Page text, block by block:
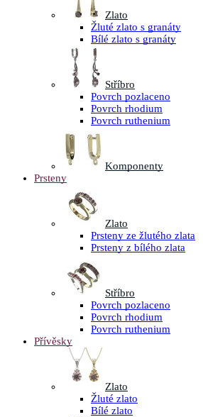
Zlato
Žluté zlato s granáty
Bílé zlato s granáty
Stříbro
Povrch pozlaceno
Povrch rhodium
Povrch ruthenium
Komponenty
Prsteny
Zlato
Prsteny ze žlutého zlata
Prsteny z bílého zlata
Stříbro
Povrch pozlaceno
Povrch rhodium
Povrch ruthenium
Přívěsky
Zlato
Žluté zlato
Bílé zlato